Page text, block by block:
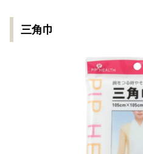
三角巾